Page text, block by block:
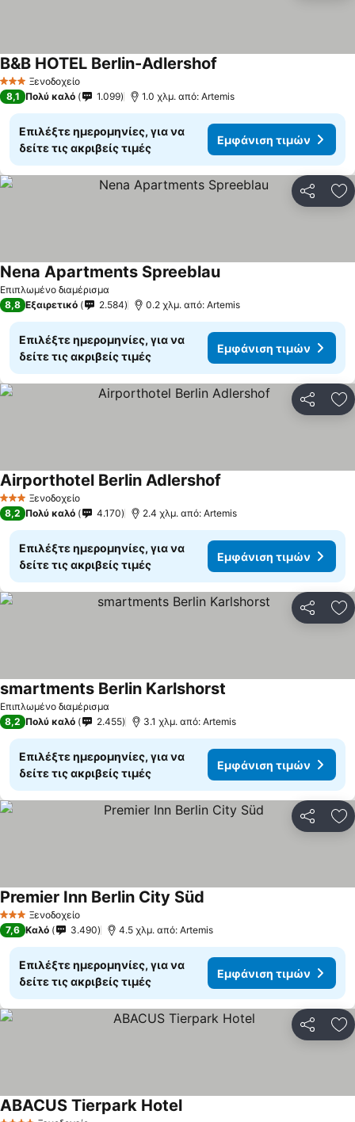
3 ΑστέριαΞενοδοχείο
B&B HOTEL Berlin-Adlershof
8,1 Πολύ καλό 1.099 1.0 χλμ. από: Artemis
Επιλέξτε ημερομηνίες, για να
δείτε τις ακριβείς τιμές
Εμφάνιση τιμών
Επιπλωμένο διαμέρισμα
Nena Apartments Spreeblau
8,8 Εξαιρετικό 2.584 0.2 χλμ. από: Artemis
Επιλέξτε ημερομηνίες, για να
δείτε τις ακριβείς τιμές
Εμφάνιση τιμών
3 ΑστέριαΞενοδοχείο
Airporthotel Berlin Adlershof
8,2 Πολύ καλό 4.170 2.4 χλμ. από: Artemis
Επιλέξτε ημερομηνίες, για να
δείτε τις ακριβείς τιμές
Εμφάνιση τιμών
Επιπλωμένο διαμέρισμα
smartments Berlin Karlshorst
8,2 Πολύ καλό 2.455 3.1 χλμ. από: Artemis
Επιλέξτε ημερομηνίες, για να
δείτε τις ακριβείς τιμές
Εμφάνιση τιμών
3 ΑστέριαΞενοδοχείο
Premier Inn Berlin City Süd
7,6 Καλό 3.490 4.5 χλμ. από: Artemis
Επιλέξτε ημερομηνίες, για να
δείτε τις ακριβείς τιμές
Εμφάνιση τιμών
ABACUS Tierpark Hotel